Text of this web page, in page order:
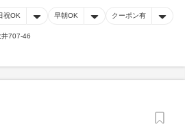
祝OK 早朝OK クーポン有
井707-46